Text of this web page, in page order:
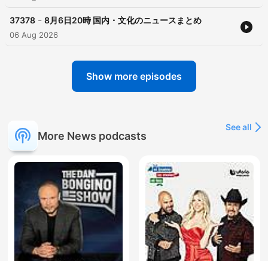
37378 - 8月6日20時 国内・文化のニュースまとめ
06 Aug 2026
Show more episodes
More News podcasts
See all